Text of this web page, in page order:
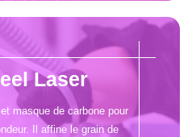
Laser
masque de carbone pour
Il affine le grain de